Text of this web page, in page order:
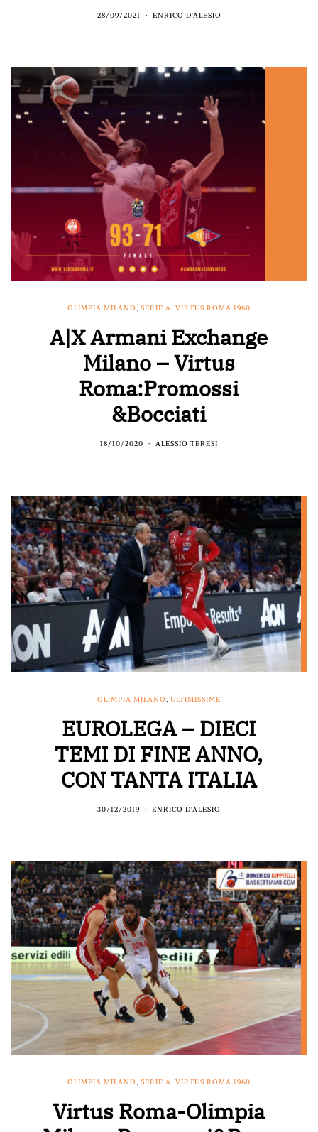
28/09/2021 ENRICO D'ALESIO
OLIMPIA MILANO SERIE A VIRTUS ROMA 1960
A|X Armani Exchange
Milano – Virtus
Roma:Promossi
&Bocciati
18/10/2020 ALESSIO TERESI
OLIMPIA MILANO ULTIMISSIME
EUROLEGA – DIECI
TEMI DI FINE ANNO,
CON TANTA ITALIA
30/12/2019 ENRICO D'ALESIO
OLIMPIA MILANO, SERIE A, VIRTUS ROMA 1960
Virtus Roma-Olimpia